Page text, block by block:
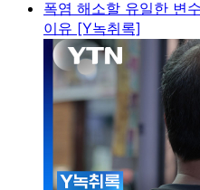
폭염 해소할 유일한 변
이유 [Y녹취록]